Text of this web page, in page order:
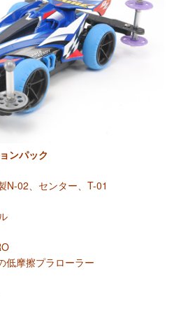
ンパック
N-02、センター、T-01
低摩擦プラローラー